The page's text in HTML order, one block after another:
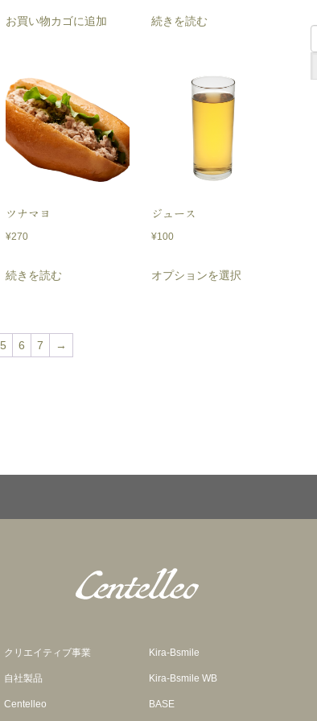
お買い物カゴに追加 続きを読む
ツナマヨ
¥270
続きを読む
ジュース
¥100
オプションを選択
5 6 7 →
クリエイティブ事業
自社製品
Centelleo
Kira-Bsmile
Kira-Bsmile WB
BASE